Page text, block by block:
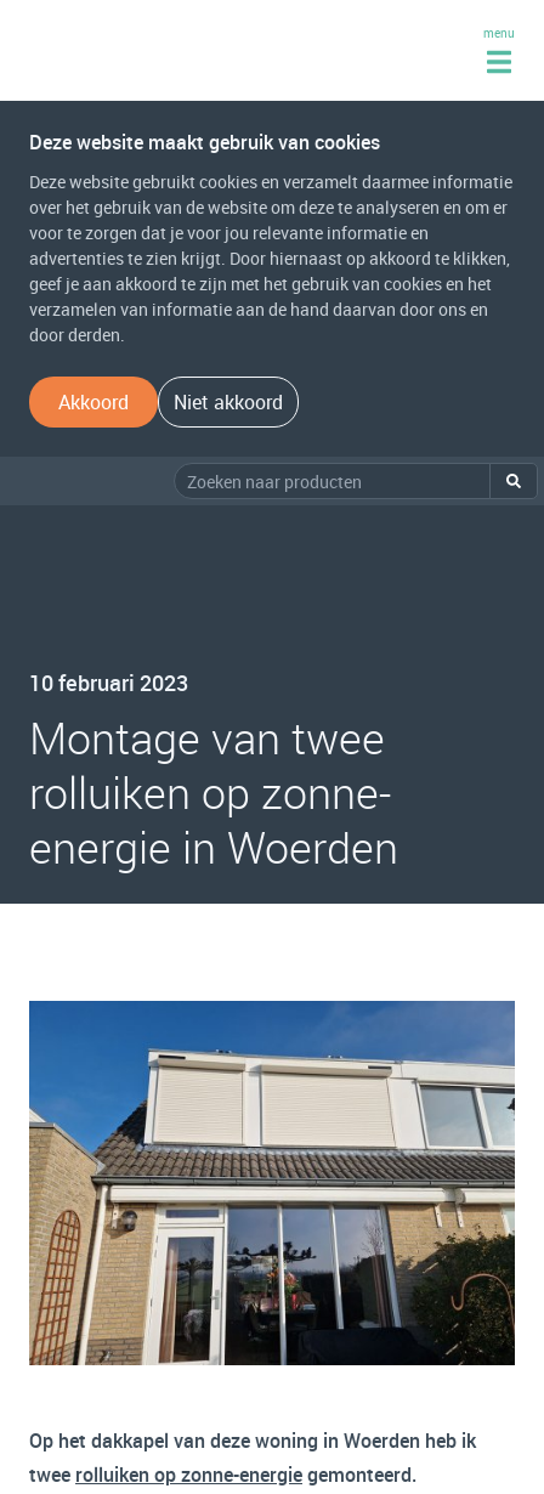
menu
Deze website maakt gebruik van cookies
Deze website gebruikt cookies en verzamelt daarmee informatie
over het gebruik van de website om deze te analyseren en om er
voor te zorgen dat je voor jou relevante informatie en
advertenties te zien krijgt. Door hiernaast op akkoord te klikken,
geef je aan akkoord te zijn met het gebruik van cookies en het
verzamelen van informatie aan de hand daarvan door ons en
door derden.
Akkoord Niet akkoord
10 februari 2023
Montage van twee
rolluiken op zonne-
energie in Woerden
Op het dakkapel van deze woning in Woerden heb ik
twee rolluiken op zonne-energiegemonteerd.